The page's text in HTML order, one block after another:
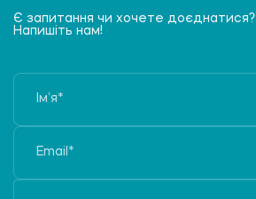
Є запитання чи хочете доєднатися?
Напишіть нам!